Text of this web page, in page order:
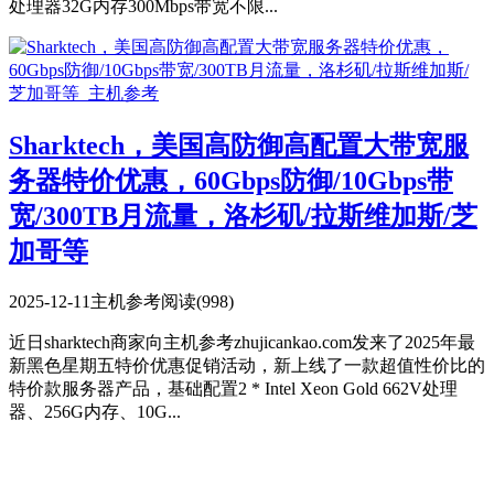
处理器32G内存300Mbps带宽不限...
Sharktech，美国高防御高配置大带宽服
务器特价优惠，60Gbps防御/10Gbps带
宽/300TB月流量，洛杉矶/拉斯维加斯/芝
加哥等
2025-12-11 主机参考阅读(998)
近日sharktech商家向主机参考zhujicankao.com发来了2025年最
新黑色星期五特价优惠促销活动，新上线了一款超值性价比的
特价款服务器产品，基础配置2 * Intel Xeon Gold 662V处理
器、256G内存、10G...